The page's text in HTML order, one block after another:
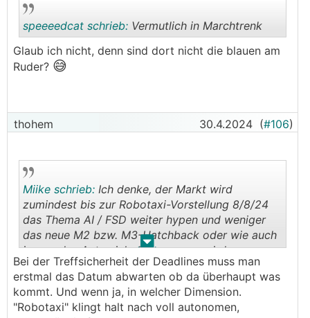
speeeedcat schrieb: Vermutlich in Marchtrenk
Glaub ich nicht, denn sind dort nicht die blauen am
Ruder? 😅
thohem 30.4.2024 (#106)
. .
Miike schrieb: Ich denke, der Markt wird
zumindest bis zur Robotaxi-Vorstellung 8/8/24
das Thema AI / FSD weiter hypen und weniger
das neue M2 bzw. M3-Hatchback oder wie auch
immer das Auto sich dann nennen wird.
Bei der Treffsicherheit der Deadlines muss man
erstmal das Datum abwarten ob da überhaupt was
kommt. Und wenn ja, in welcher Dimension.
"Robotaxi" klingt halt nach voll autonomen,